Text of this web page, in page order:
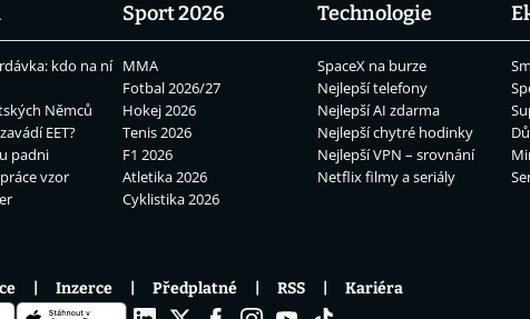
kdo na ní
Němců
EET?
padni
vzor
Sport 2026
MMA
Fotbal 2026/27
Hokej 2026
Tenis 2026
F1 2026
Atletika 2026
Cyklistika 2026
Technologie
SpaceX na burze
Nejlepší telefony
Nejlepší AI zdarma
Nejlepší chytré hodinky
Nejlepší VPN – srovnání
Netflix filmy a seriály
Inzerce Předplatné RSS Kariéra